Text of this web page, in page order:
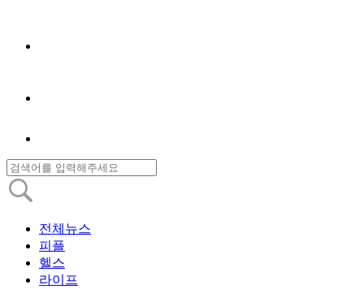
전체뉴스
피플
헬스
라이프